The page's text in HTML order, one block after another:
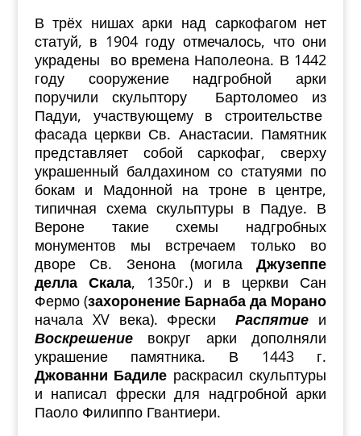
В трёх нишах арки над саркофагом нет
статуй, в 1904 году отмечалось, что они
украдены во времена Наполеона. В 1442
году сооружение надгробной арки
поручили скульптору Бартоломео из
Падуи, участвующему в строительстве
фасада церкви Св. Анастасии. Памятник
представляет собой саркофаг, сверху
украшенный балдахином со статуями по
бокам и Мадонной на троне в центре,
типичная схема скульптуры в Падуе. В
Вероне такие схемы надгробных
монументов мы встречаем только во
дворе Св. Зенона (могилаДжузеппе
делла Скала, 1350г.) и в церкви Сан
Фермо (захоронение Барнаба да Морано
начала XV века). ФрескиРаспятие и
Воскрешениевокруг арки дополняли
украшение памятника. В 1443 г.
Джованни Бадиле раскрасил скульптуры
и написал фрески для надгробной арки
Паоло Филиппо Гвантиери.